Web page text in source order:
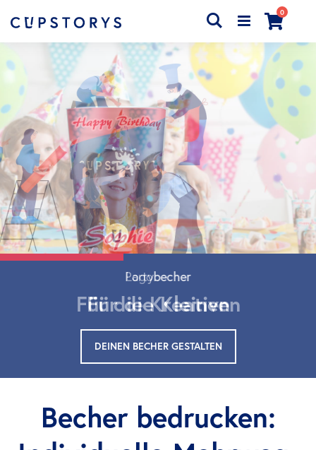
Cart
0Artikel
Search
Partybecher
Für die Kleinen
DEINEN BECHER GESTALTEN
Becher bedrucken: